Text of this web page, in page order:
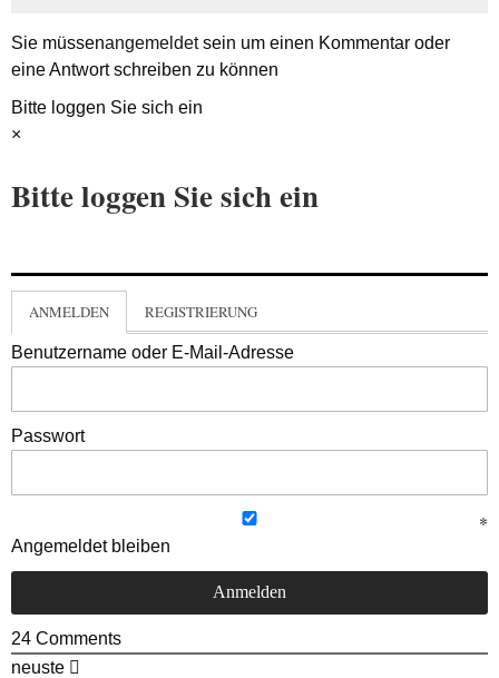
Sie müssenangemeldetsein um einen Kommentar oder
eine Antwort schreiben zu können
Bitte loggen Sie sich ein
×
Bitte loggen Sie sich ein
ANMELDEN REGISTRIERUNG
Benutzername oder E-Mail-Adresse
Passwort
Angemeldet bleiben
24 Comments
neuste